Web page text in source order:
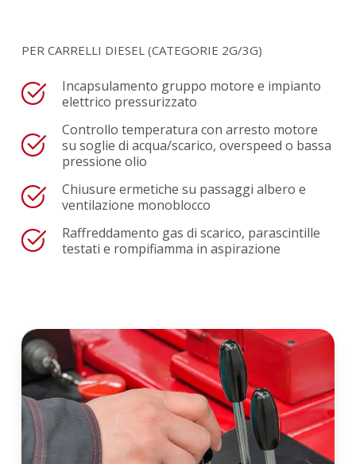
PER CARRELLI DIESEL (CATEGORIE 2G/3G)
Incapsulamento gruppo motore e impianto
elettrico pressurizzato
Controllo temperatura con arresto motore
su soglie di acqua/scarico, overspeed o bassa
pressione olio
Chiusure ermetiche su passaggi albero e
ventilazione monoblocco
Raffreddamento gas di scarico, parascintille
testati e rompifiamma in aspirazione